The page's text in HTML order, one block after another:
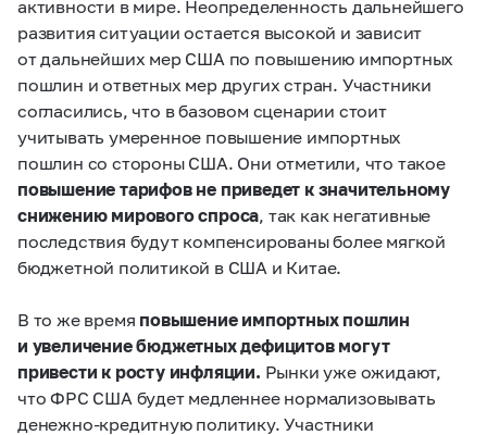
активности в мире. Неопределенность дальнейшего
развития ситуации остается высокой и зависит
от дальнейших мер США по повышению импортных
пошлин и ответных мер других стран. Участники
согласились, что в базовом сценарии стоит
учитывать умеренное повышение импортных
пошлин со стороны США. Они отметили, что такое
повышение тарифов не приведет к значительному
снижению мирового спроса , так как негативные
последствия будут компенсированы более мягкой
бюджетной политикой в США и Китае.
В то же время повышение импортных пошлин
и увеличение бюджетных дефицитов могут
привести к росту инфляции. Рынки уже ожидают,
что ФРС США будет медленнее нормализовывать
денежно-кредитную политику. Участники